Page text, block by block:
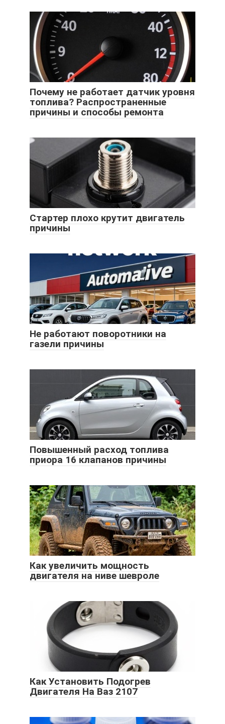
Почему не работает датчик уровня
топлива? Распространенные
причины и способы ремонта
Стартер плохо крутит двигатель
причины
Не работают поворотники на
газели причины
Повышенный расход топлива
приора 16 клапанов причины
Как увеличить мощность
двигателя на ниве шевроле
Как Установить Подогрев
Двигателя На Ваз 2107